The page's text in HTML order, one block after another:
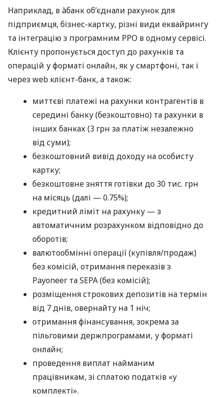
Наприклад, в àбанк об’єднали рахунок для
підприємця, бізнес-картку, різні види еквайрингу
та інтеграцію з програмним РРО в одному сервісі.
Клієнту пропонується доступ до рахунків та
операцій у форматі онлайн, як у смартфоні, так і
через web клієнт-банк, а також:
миттєві платежі на рахунки контрагентів в
середині банку (безкоштовно) та рахунки в
інших банках (3 грн за платіж незалежно
від суми);
безкоштовний вивід доходу на особисту
картку;
безкоштовне зняття готівки до 30 тис. грн
на місяць (далі — 0.75%);
кредитний ліміт на рахунку — з
автоматичним розрахунком відповідно до
оборотів;
валютообмінні операції (купівля/продаж)
без комісій, отримання переказів з
Payoneer та SEPA (без комісій);
розміщення строкових депозитів на термін
від 7 днів, овернайту на 1 ніч;
отримання фінансування, зокрема за
пільговими держпрограмами, у форматі
онлайн;
проведення виплат найманим
працівникам, зі сплатою податків «у
комплекті».